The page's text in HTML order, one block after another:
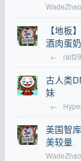
WadeZhao
【地板
酒肉蛋奶
←
古人类
妹
←
美国智
美较量
WadeZhao